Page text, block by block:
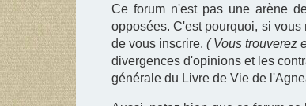
Ce forum n'est pas une arène
opposées. C'est pourquoi, si
de vous inscrire. ( Vous trouverez
divergences d'opinions et les
générale du Livre de Vie de